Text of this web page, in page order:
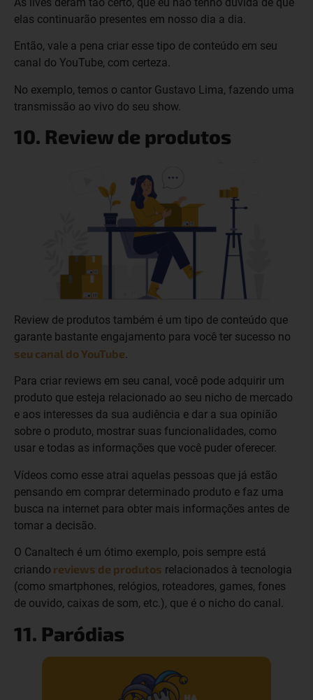
elas continuarão presentes em nosso dia a dia.
Então, vale a pena criar esse tipo de conteúdo em seu
canal do YouTube, com certeza.
No exemplo, temos o cantor Gustavo Lima, fazendo uma
transmissão ao vivo do seu show.
10. Review de produtos
Review de produtos também é um tipo de conteúdo que
garante bastante engajamento para você ter sucesso no
seu canal do YouTube.
Para criar reviews em seu canal, você pode adquirir um
produto que esteja relacionado ao seu nicho de mercado
e aos interesses da sua audiência e dar a sua opinião
sobre o produto, mostrar suas funcionalidades, como
usar e todas as informações que você puder oferecer.
Vídeos como esse atrai aquelas pessoas que já estão
pensando em comprar determinado produto e faz uma
busca na internet para obter mais informações antes de
tomar a decisão.
O Canaltech é um ótimo exemplo, pois sempre está
criando reviews de produtos relacionados à tecnologia
(como smartphones, relógios, roteadores, games, fones
de ouvido, caixas de som, etc.), que é o nicho do canal.
11. Paródias